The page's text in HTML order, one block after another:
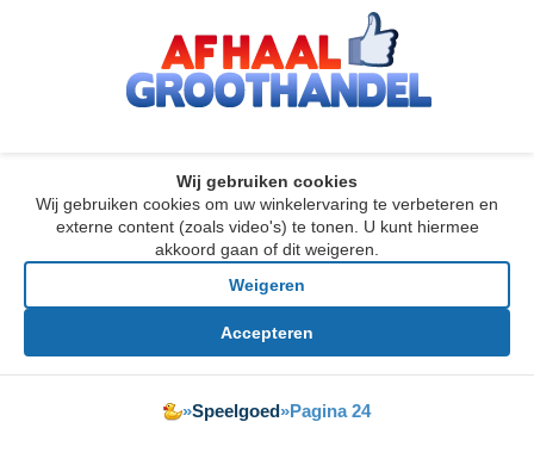
Wij gebruiken cookies
Wij gebruiken cookies om uw winkelervaring te verbeteren en
externe content (zoals video's) te tonen. U kunt hiermee
akkoord gaan of dit weigeren.
Weigeren
Accepteren
»Speelgoed»Pagina 24